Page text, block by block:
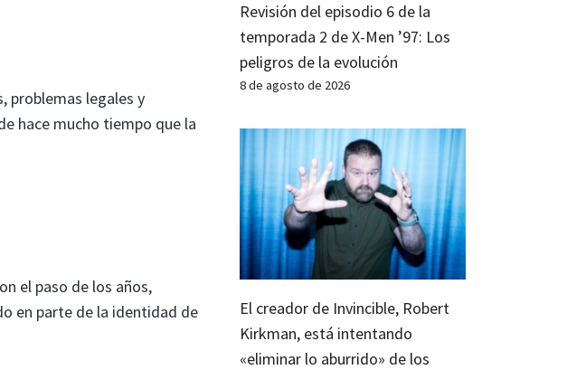
problemas legales y
hace mucho tiempo que la
el paso de los años,
en parte de la identidad de
Revisión del episodio 6 de la
temporada 2 de X-Men ’97: Los
peligros de la evolución
8 de agosto de 2026
El creador de Invincible, Robert
Kirkman, está intentando
«eliminar lo aburrido» de los